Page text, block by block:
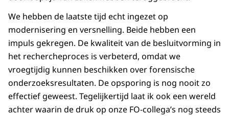
We hebben de laatste tijd echt ingezet op
modernisering en versnelling. Beide hebben een
impuls gekregen. De kwaliteit van de besluitvorming in
het rechercheproces is verbeterd, omdat we
vroegtijdig kunnen beschikken over forensische
onderzoeksresultaten. De opsporing is nog nooit zo
effectief geweest. Tegelijkertijd laat ik ook een wereld
achter waarin de druk op onze FO-collega’s nog steeds